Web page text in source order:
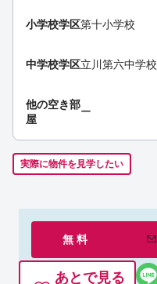
小学校学区第十小学校
中学校学区立川第六中学校
他の空き部
屋
ー
実際に物件を見学したい
無 料
あとで見る